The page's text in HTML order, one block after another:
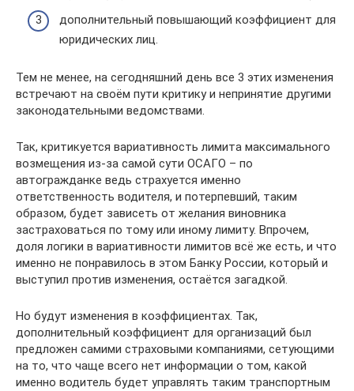
дополнительный повышающий коэффициент для
юридических лиц.
Тем не менее, на сегодняшний день все 3 этих изменения
встречают на своём пути критику и непринятие другими
законодательными ведомствами.
Так, критикуется вариативность лимита максимального
возмещения из-за самой сути ОСАГО – по
автогражданке ведь страхуется именно
ответственность водителя, и потерпевший, таким
образом, будет зависеть от желания виновника
застраховаться по тому или иному лимиту. Впрочем,
доля логики в вариативности лимитов всё же есть, и что
именно не понравилось в этом Банку России, который и
выступил против изменения, остаётся загадкой.
Но будут изменения в коэффициентах. Так,
дополнительный коэффициент для организаций был
предложен самими страховыми компаниями, сетующими
на то, что чаще всего нет информации о том, какой
именно водитель будет управлять таким транспортным